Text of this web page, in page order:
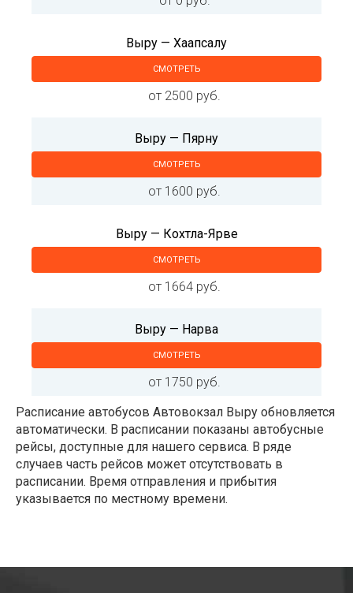
Выру — Хаапсалу
СМОТРЕТЬ
от 2500 руб.
Выру — Пярну
СМОТРЕТЬ
от 1600 руб.
Выру — Кохтла-Ярве
СМОТРЕТЬ
от 1664 руб.
Выру — Нарва
СМОТРЕТЬ
от 1750 руб.
Расписание автобусов Автовокзал Выру обновляется
автоматически. В расписании показаны автобусные
рейсы, доступные для нашего сервиса. В ряде
случаев часть рейсов может отсутствовать в
расписании. Время отправления и прибытия
указывается по местному времени.